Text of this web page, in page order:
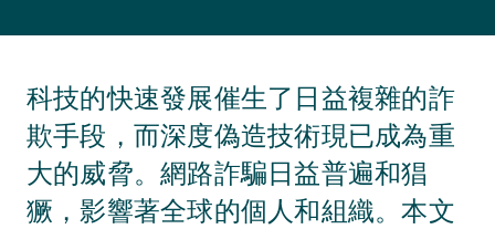
科技的快速發展催生了日益複雜的詐
欺手段，而深度偽造技術現已成為重
大的威脅。網路詐騙日益普遍和猖
獗，影響著全球的個人和組織。本文